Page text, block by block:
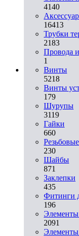
4140
16413
Трубки
2183
Провода
1
Винты
5218
Винты
179
Шурупы
3119
Гайки
660
230
Шайбы
871
Заклепки
435
Фитинги
196
Элементы
2091
Элементы